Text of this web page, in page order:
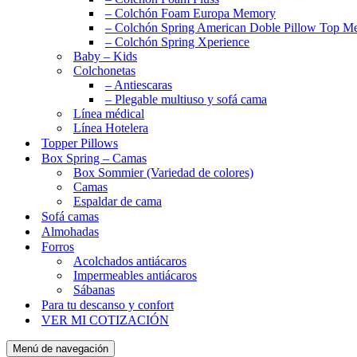
– Colchón Foam Europa Memory
– Colchón Spring American Doble Pillow Top
– Colchón Spring Xperience
Baby – Kids
Colchonetas
– Antiescaras
– Plegable multiuso y sofá cama
Línea médical
Línea Hotelera
Topper Pillows
Box Spring – Camas
Box Sommier (Variedad de colores)
Camas
Espaldar de cama
Sofá camas
Almohadas
Forros
Acolchados antiácaros
Impermeables antiácaros
Sábanas
Para tu descanso y confort
VER MI COTIZACIÓN
Menú de navegación